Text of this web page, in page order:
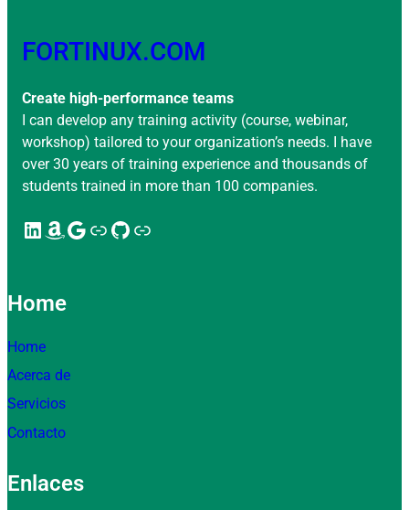
FORTINUX.COM
Create high-performance teams
I can develop any training activity (course, webinar,
workshop) tailored to your organization’s needs. I have
over 30 years of training experience and thousands of
students trained in more than 100 companies.
LinkedIn Amazon Google Enlace GitHub Enlace
Home
Home
Acerca de
Servicios
Contacto
Enlaces